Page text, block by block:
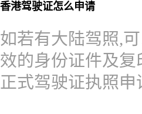
香港驾驶证怎么申请
如若有大陆驾照,
效的身份证件及
正式驾驶证执照